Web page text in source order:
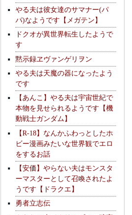
やる夫は彼女達のサマナー(パ
パ)なようです【メガテン】
ドクオが異世界転生したようで
す
黙示録ヱヴァンゲリヲン
やる夫は天魔の器になったよう
です
【あんこ】やる夫は宇宙世紀で
本物を見せられるようです【機
動戦士ガンダム】
【R-18】なんかふわっとしたホ
ビー漫画みたいな世界観でエロ
をするお話
【安価】やらない夫はモンスタ
ーマスターとして召喚されたよ
うです【ドラクエ】
勇者立志伝